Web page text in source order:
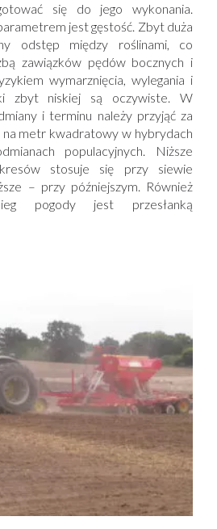
się do jego wykonania.
jest gęstość. Zbyt duża
odstęp między roślinami, co
zawiązków pędów bocznych i
wymarznięcia, wylegania i
zbyt niskiej są oczywiste. W
i terminu należy przyjąć za
na metr kwadratowy w hybrydach
populacyjnych. Niższe
stosuje się przy siewie
– przy późniejszym. Również
pogody jest przesłanką